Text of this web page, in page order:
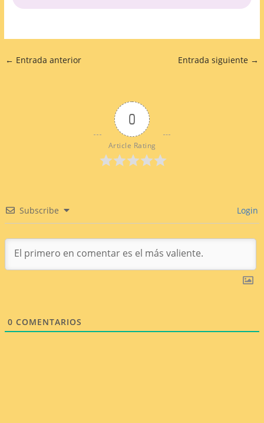
← Entrada anterior Entrada siguiente →
0
Article Rating
Subscribe Login
0 COMENTARIOS